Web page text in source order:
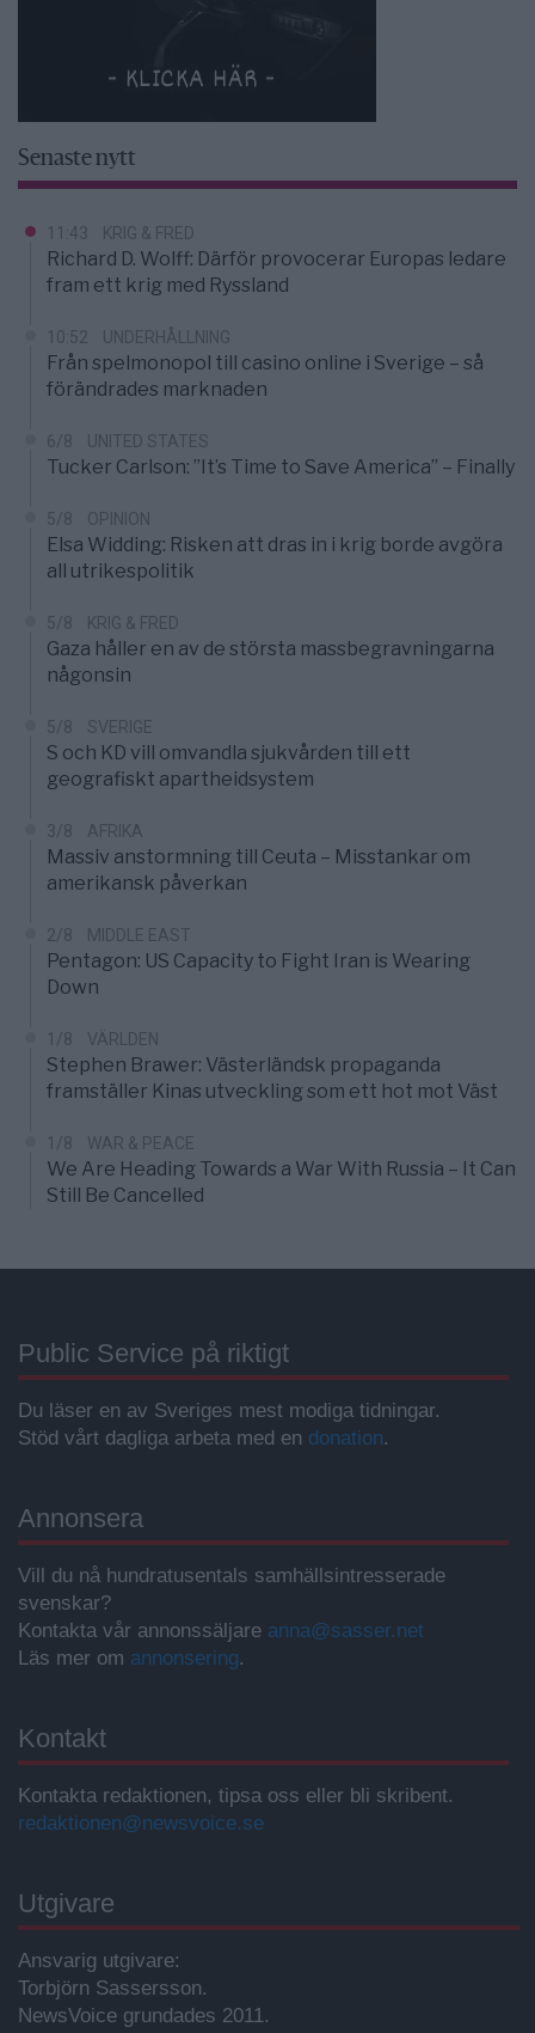
Senaste nytt
11:43 KRIG & FRED
Richard D. Wolff: Därför provocerar Europas ledare
fram ett krig med Ryssland
10:52 UNDERHÅLLNING
Från spelmonopol till casino online i Sverige – så
förändrades marknaden
6/8 UNITED STATES
Tucker Carlson: ”It’s Time to Save America” – Finally
5/8 OPINION
Elsa Widding: Risken att dras in i krig borde avgöra
all utrikespolitik
5/8 KRIG & FRED
Gaza håller en av de största massbegravningarna
någonsin
5/8 SVERIGE
S och KD vill omvandla sjukvården till ett
geografiskt apartheidsystem
3/8 AFRIKA
Massiv anstormning till Ceuta – Misstankar om
amerikansk påverkan
2/8 MIDDLE EAST
Pentagon: US Capacity to Fight Iran is Wearing
Down
1/8 VÄRLDEN
Stephen Brawer: Västerländsk propaganda
framställer Kinas utveckling som ett hot mot Väst
1/8 WAR & PEACE
We Are Heading Towards a War With Russia – It Can
Still Be Cancelled
Public Service på riktigt
Du läser en av Sveriges mest modiga tidningar.
Stöd vårt dagliga arbeta med en donation.
Annonsera
Vill du nå hundratusentals samhällsintresserade
svenskar?
Kontakta vår annonssäljare anna@sasser.net
Läs mer om annonsering.
Kontakt
Kontakta redaktionen, tipsa oss eller bli skribent.
redaktionen@newsvoice.se
Utgivare
Ansvarig utgivare:
Torbjörn Sassersson.
NewsVoice grundades 2011.